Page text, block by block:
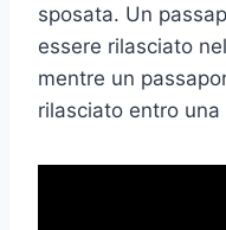
sposata. Un
essere rilasciato
mentre un
rilasciato entro